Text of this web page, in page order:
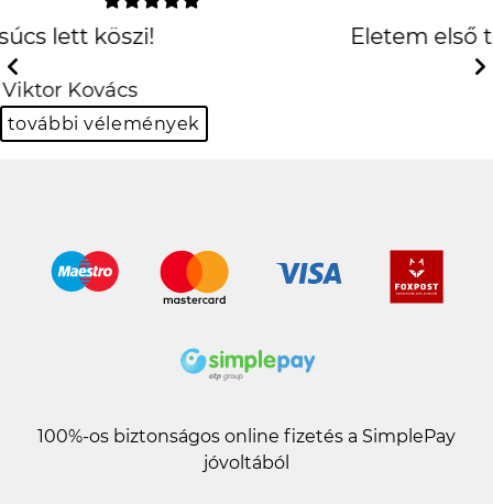
Életem első tokja, amit igazán
Previous
további vélemények
100%-os biztonságos online fizetés a SimplePay
jóvoltából